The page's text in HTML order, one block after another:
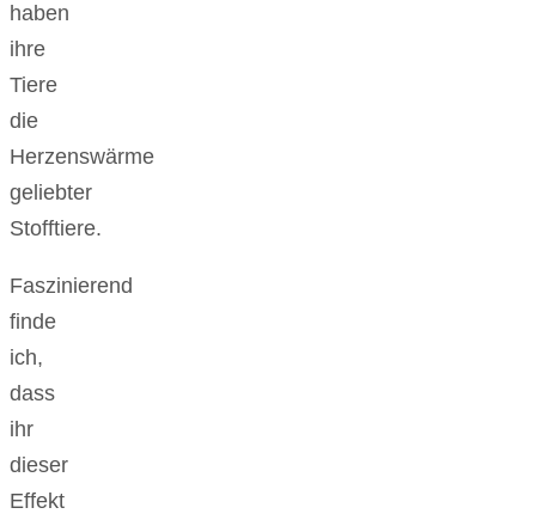
haben
ihre
Tiere
die
Herzenswärme
geliebter
Stofftiere.
Faszinierend
finde
ich,
dass
ihr
dieser
Effekt